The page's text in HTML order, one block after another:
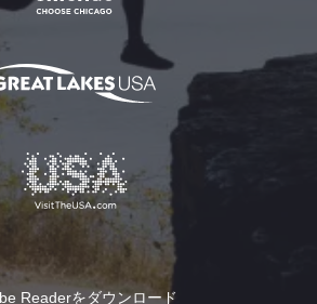
Readerをダウンロード